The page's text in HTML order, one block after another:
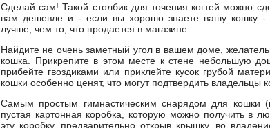
Сделай сам! Такой столбик для точения когтей можно
вам дешевле и - если вы хорошо знаете вашу кошку -
лучше, чем то, что продается в магазине.
Найдите не очень заметный угол в вашем доме,
кошка. Прикрепите в этом месте к стене небольшую
прибейте гвоздиками или приклейте кусок грубой
кошки особенно ценят, что могут подтвердить владельцы
Самым простым гимнастическим снарядом для кошки
пустая картонная коробка, которую можно получить в
эту коробку, предварительно открыв крышку, во